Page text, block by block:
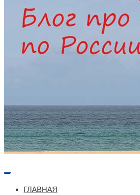
Меню
ГЛАВНАЯ